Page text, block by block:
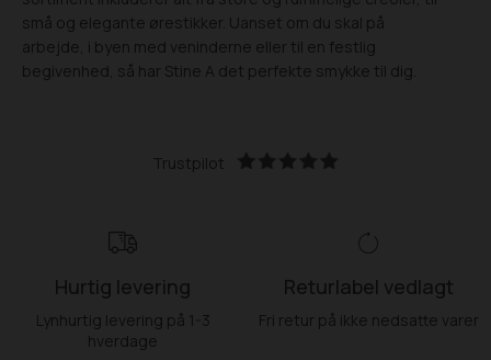
små og elegante ørestikker. Uanset om du skal på
arbejde, i byen med veninderne eller til en festlig
begivenhed, så har Stine A det perfekte smykke til dig.
Trustpilot
Hurtig levering
Lynhurtig levering på 1-3
hverdage
Returlabel vedlagt
Fri retur på ikke nedsatte varer